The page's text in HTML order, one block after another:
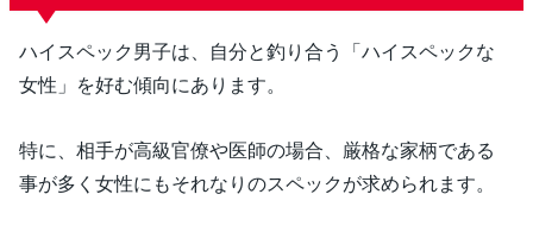
ハイスペック男子は、自分と釣り合う「ハイスペックな
女性」を好む傾向にあります。
特に、相手が高級官僚や医師の場合、厳格な家柄である
事が多く女性にもそれなりのスペックが求められます。